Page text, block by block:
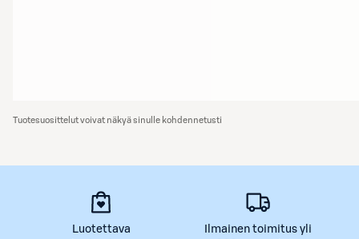
Tuotesuosittelut voivat näkyä sinulle kohdennetusti
Luotettava
Ilmainen toimitus yli